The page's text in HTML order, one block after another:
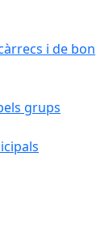
i de bon
grups